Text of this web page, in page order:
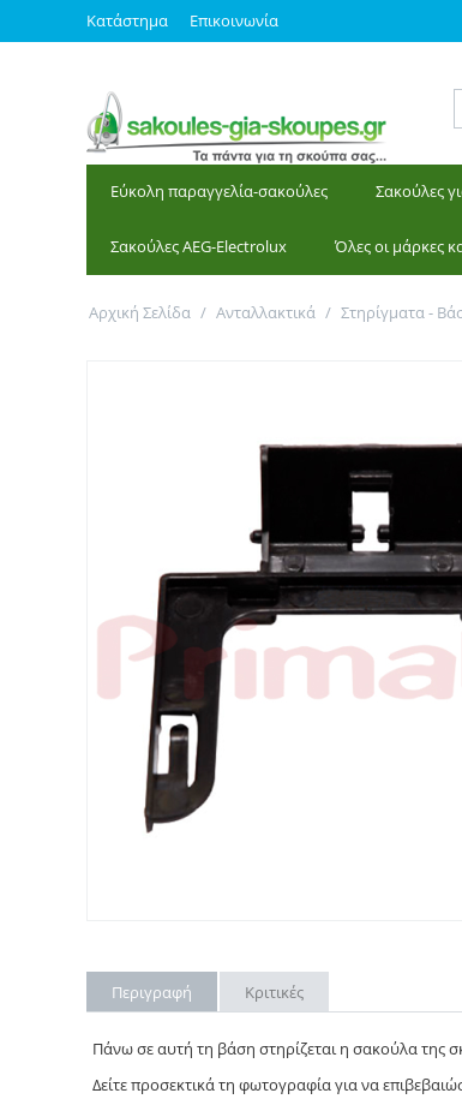
Κατάστημα Επικοινωνία
Εύκολη παραγγελία-σακούλες Σακούλες
Σακούλες AEG-Electrolux Όλες οι μάρκες
Αρχική Σελίδα / Ανταλλακτικά / Στηρίγματα -
Περιγραφή Κριτικές
Πάνω σε αυτή τη βάση στηρίζεται η σακούλα της
Δείτε προσεκτικά τη φωτογραφία για να